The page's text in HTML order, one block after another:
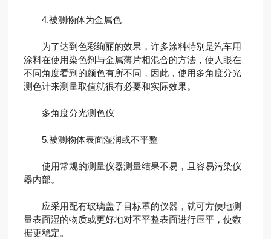
4.被测物体为金属色
为了达到色彩绚丽的效果，许多涂料特别是汽车用
涂料在使用染色剂与金属薄片相混合的方法，使人眼在
不同角度看到的颜色有所不同，因此，使用多角度分光
测色计来测量取值就很有必要和实际效果。
多角度分光测色仪
5.被测物体表面湿润或不平整
使用常规的测量仪器测量结果不易，且容易污染仪
器内部。
应采用配有玻璃盖子目标罩的仪器，就可方便地测
量表面湿的物质或更好地对不平整表面进行压平，使数
据更稳定。